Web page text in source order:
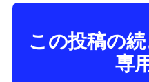
この投稿の
専